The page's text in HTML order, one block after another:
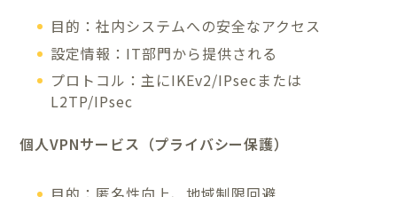
目的：社内システムへの安全なアクセス
設定情報：IT部門から提供される
プロトコル：主にIKEv2/IPsecまたは
L2TP/IPsec
個人VPNサービス（プライバシー保護）